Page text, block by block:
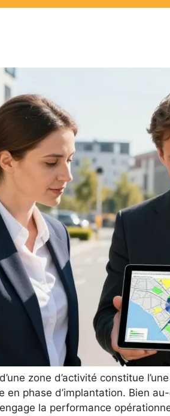
zone d’activité constitue
en phase d’implantation. Bien
la performance